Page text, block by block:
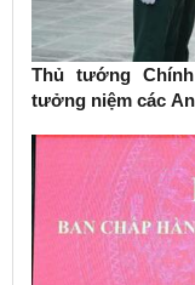
Thủ tướng
tưởng niệm các